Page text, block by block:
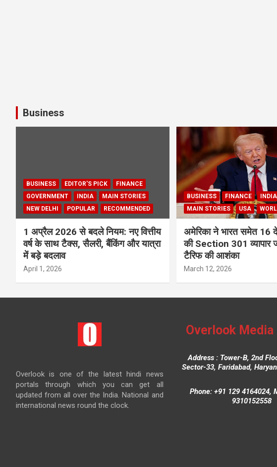
Business
BUSINESS EDITOR'S PICK
FINANCE
GOVERNMENT
INDIA
MAIN STORIES
NEW DELHI
POPULAR RECOMMENDED
1 अप्रैल 2026 से बदले नियम: नए वित्तीय
वर्ष के साथ टैक्स, सैलरी, बैंकिंग और यात्रा
में बड़े बदलाव
April 1, 2026
BUSINESS FINANCE
INDIA
MAIN STORIES
USA
अमेरिका ने भारत समेत 16
की Section 301 व्यापार
टैरिफ की आशंका
March 12, 2026
Overlook is one of the latest hindi news
portals through which you can get all
updated from all over the India. National and
international news round the clock.
Overlook Media
Address : Tower-B, 2nd
Sector-33, Faridabad,
Phone: +91 129 4164024,
9310152558